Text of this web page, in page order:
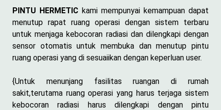
PINTU HERMETIC kami mempunyai kemampuan dapat
menutup rapat ruang operasi dengan sistem terbaru
untuk menjaga kebocoran radiasi dan dilengkapi dengan
sensor otomatis untuk membuka dan menutup pintu
ruang operasi yang di sesuaiikan dengan keperluan user.
{Untuk menunjang fasilitas ruangan di rumah
sakit,terutama ruang operasi yang harus terjaga sistem
kebocoran radiasi harus dilengkapi dengan pintu